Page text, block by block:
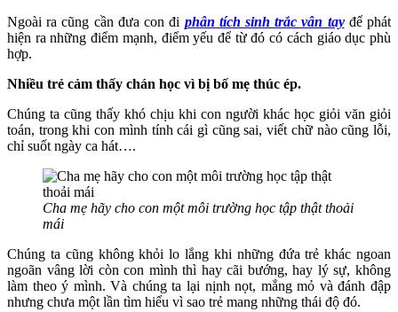
Ngoài ra cũng cần đưa con đi phân tích sinh trắc vân tayđể phát
hiện ra những điểm mạnh, điểm yếu để từ đó có cách giáo dục phù
hợp.
Nhiều trẻ cảm thấy chán học vì bị bố mẹ thúc ép.
Chúng ta cũng thấy khó chịu khi con người khác học giỏi văn giỏi
toán, trong khi con mình tính cái gì cũng sai, viết chữ nào cũng lỗi,
chỉ suốt ngày ca hát….
Cha mẹ hãy cho con một môi trường học tập thật thoải
mái
Chúng ta cũng không khỏi lo lắng khi những đứa trẻ khác ngoan
ngoãn vâng lời còn con mình thì hay cãi bướng, hay lý sự, không
làm theo ý mình. Và chúng ta lại nịnh nọt, mắng mỏ và đánh đập
nhưng chưa một lần tìm hiểu vì sao trẻ mang những thái độ đó.